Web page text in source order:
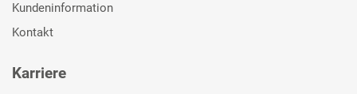
Kundeninformation
Kontakt
Karriere